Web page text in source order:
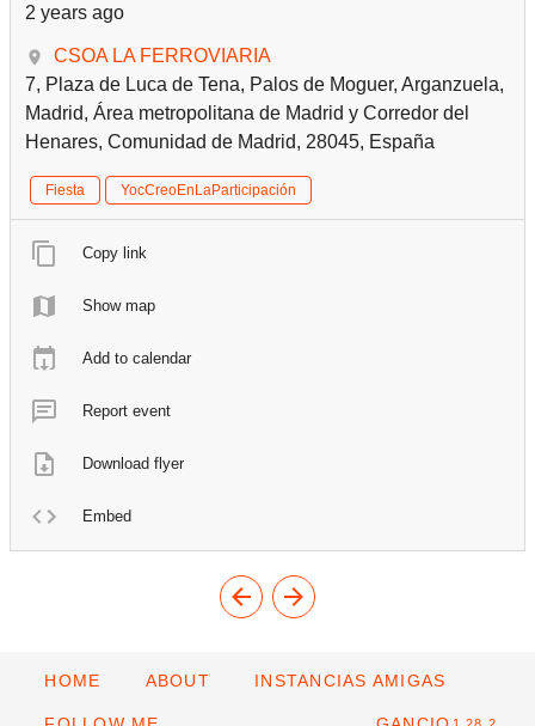
2 years ago
CSOA LA FERROVIARIA
7, Plaza de Luca de Tena, Palos de Moguer, Arganzuela,
Madrid, Área metropolitana de Madrid y Corredor del
Henares, Comunidad de Madrid, 28045, España
Fiesta YocCreoEnLaParticipación
Copy link
Show map
Add to calendar
Report event
Download flyer
Embed
HOME ABOUT INSTANCIAS AMIGAS